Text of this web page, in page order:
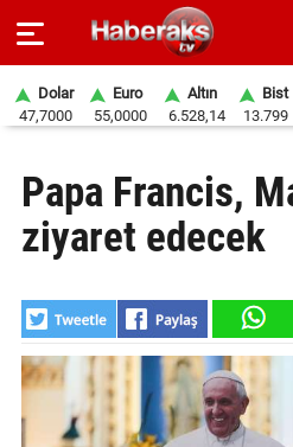
SPOR
YAŞAM
EKONOMİ
BELEDİYELER
SAĞLIK
Dolar
47,7000
Euro
55,0000
Altın
6.528,14
Bist
13.799
Papa Francis,
ziyaret edecek